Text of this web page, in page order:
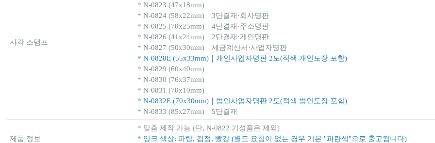
사각 스탬프
* N-0823 (47x18mm)
* N-0824 (58x22mm)｜3단결재·회사명판
* N-0825 (70x25mm)｜4단결재·주소명판
* N-0826 (41x24mm)｜2단결재·개인명판
* N-0827 (50x30mm)｜세금계산서·사업자명판
* N-0828E (55x33mm)｜개인사업자명판 2도(적색 개인도장 포함)
* N-0829 (60x40mm)
* N-0830 (76x37mm)
* N-0831 (70x10mm)
* N-0832E (70x30mm)｜법인사업자명판 2도(적색 법인도장 포함)
* N-0833 (85x27mm)｜5단결재
제품 정보
* 맞춤 제작 가능 (단, N-0822 기성품은 제외)
* 잉크 색상: 파랑, 검정, 빨강 (별도 요청이 없는 경우 기본 "파란색"으로 출고됩니다)